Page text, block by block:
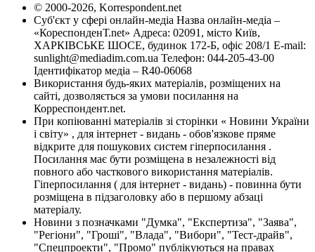
© 2000-2026, Korrespondent.net
Суб'єкт у сфері онлайн-медіа Назва онлайн-медіа –
«КореспонденТ.net» Адреса: 02091, місто Київ,
ХАРКІВСЬКЕ ШОСЕ, будинок 172-Б, офіс 208/1 E-mail:
sunlight@mediadim.com.ua Телефон: 044-205-43-00
Ідентифікатор медіа – R40-06068
Використання будь-яких матеріалів, розміщених на
сайті, дозволяється за умови посилання на
Корреспондент.net.
При копіюванні матеріалів зі сторінки « Новини України
і світу» , для інтернет - видань - обов'язкове пряме
відкрите для пошукових систем гіперпосилання .
Посилання має бути розміщена в незалежності від
повного або часткового використання матеріалів.
Гіперпосилання ( для інтернет - видань) - повинна бути
розміщена в підзаголовку або в першому абзаці
матеріалу.
Новини з позначками "Думка", "Експертиза", "Заява",
"Регіони", "Гроші", "Влада", "Вибори", "Тест-драйв",
"Спецпроекти", "Промо" публікуються на правах